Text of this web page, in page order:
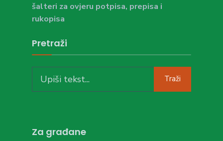
šalteri za ovjeru potpisa, prepisa i
rukopisa
Pretraži
for:
Traži
Za građane